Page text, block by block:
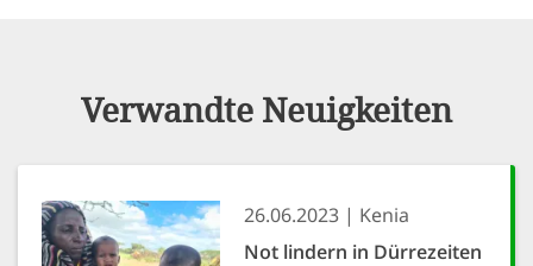
Verwandte Neuigkeiten
26.06.2023
Kenia
Not lindern in Dürrezeiten